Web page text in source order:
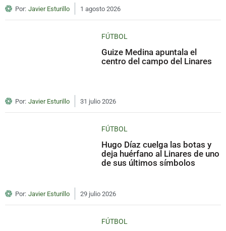
Por: Javier Esturillo 1 agosto 2026
FÚTBOL
Guize Medina apuntala el
centro del campo del Linares
Por: Javier Esturillo 31 julio 2026
FÚTBOL
Hugo Díaz cuelga las botas y
deja huérfano al Linares de uno
de sus últimos símbolos
Por: Javier Esturillo 29 julio 2026
FÚTBOL